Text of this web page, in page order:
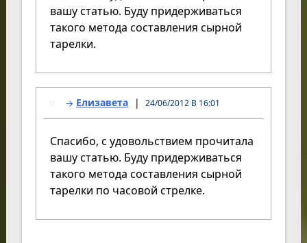
вашу статью. Буду придерживаться
такого метода составления сырной
тарелки.
Елизавета 24/06/2012 В 16:01
Спасибо, с удовольствием прочитала
вашу статью. Буду придерживаться
такого метода составления сырной
тарелки по часовой стрелке.